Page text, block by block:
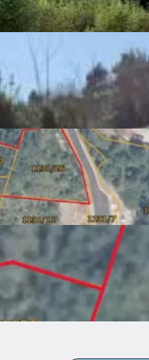
197 €
1321 ㎡
Odmah